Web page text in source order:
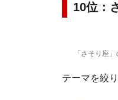
10位：
「さそり座
テーマを絞